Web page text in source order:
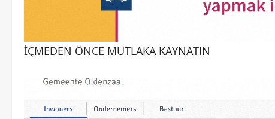
İÇMEDEN ÖNCE MUTLAKA KAYNATIN